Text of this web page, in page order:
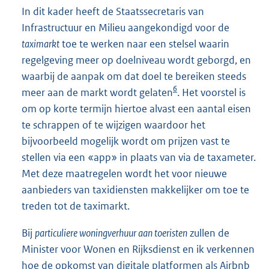
In dit kader heeft de Staatssecretaris van
Infrastructuur en Milieu aangekondigd voor de
taximarkttoe te werken naar een stelsel waarin
regelgeving meer op doelniveau wordt geborgd, en
waarbij de aanpak om dat doel te bereiken steeds
meer aan de markt wordt gelaten6. Het voorstel is
om op korte termijn hiertoe alvast een aantal eisen
te schrappen of te wijzigen waardoor het
bijvoorbeeld mogelijk wordt om prijzen vast te
stellen via een «app» in plaats van via de taxameter.
Met deze maatregelen wordt het voor nieuwe
aanbieders van taxidiensten makkelijker om toe te
treden tot de taximarkt.
Bij particuliere woningverhuur aan toeristenzullen de
Minister voor Wonen en Rijksdienst en ik verkennen
hoe de opkomst van digitale platformen als Airbnb